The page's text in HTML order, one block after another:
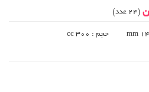
(24 عدد)
حجم : 300 cc